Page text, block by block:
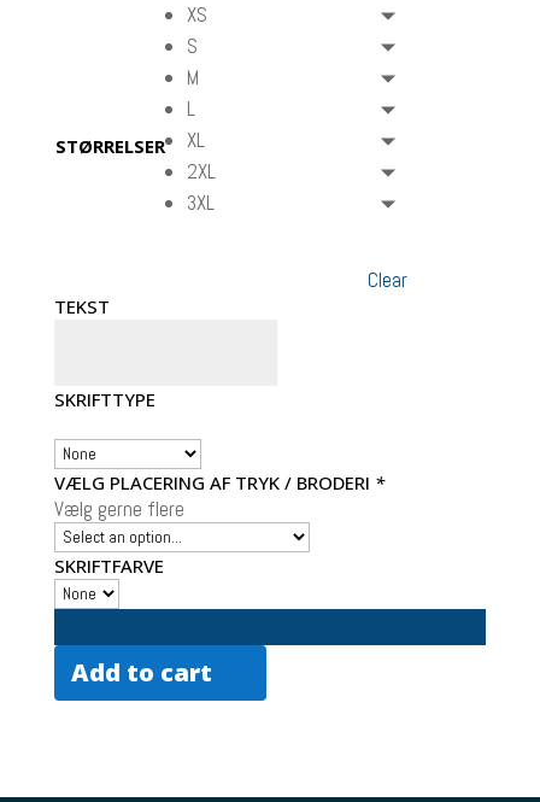
STØRRELSER
XS
S
M
L
XL
2XL
3XL
Clear
TEKST
SKRIFTTYPE
VÆLG PLACERING AF TRYK / BRODERI *
Vælg gerne flere
SKRIFTFARVE
Add to cart